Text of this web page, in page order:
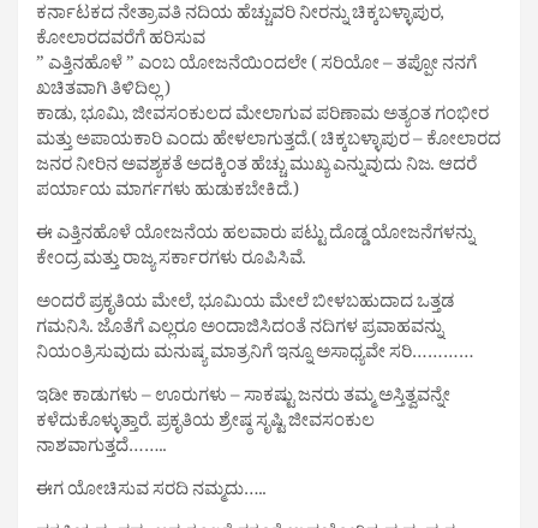
ಕರ್ನಾಟಕದ ನೇತ್ರಾವತಿ ನದಿಯ ಹೆಚ್ಚುವರಿ ನೀರನ್ನು ಚಿಕ್ಕಬಳ್ಳಾಪುರ,
ಕೋಲಾರದವರೆಗೆ ಹರಿಸುವ
” ಎತ್ತಿನಹೊಳೆ ” ಎಂಬ ಯೋಜನೆಯಿಂದಲೇ ( ಸರಿಯೋ – ತಪ್ಪೋ ನನಗೆ
ಖಚಿತವಾಗಿ ತಿಳಿದಿಲ್ಲ )
ಕಾಡು, ಭೂಮಿ, ಜೀವಸಂಕುಲದ ಮೇಲಾಗುವ ಪರಿಣಾಮ ಅತ್ಯಂತ ಗಂಭೀರ
ಮತ್ತು ಅಪಾಯಕಾರಿ ಎಂದು ಹೇಳಲಾಗುತ್ತದೆ.( ಚಿಕ್ಕಬಳ್ಳಾಪುರ – ಕೋಲಾರದ
ಜನರ ನೀರಿನ ಅವಶ್ಯಕತೆ ಅದಕ್ಕಿಂತ ಹೆಚ್ಚು ಮುಖ್ಯ ಎನ್ನುವುದು ನಿಜ. ಆದರೆ
ಪರ್ಯಾಯ ಮಾರ್ಗಗಳು ಹುಡುಕಬೇಕಿದೆ.)
ಈ ಎತ್ತಿನಹೊಳೆ ಯೋಜನೆಯ ಹಲವಾರು ಪಟ್ಟು ದೊಡ್ಡ ಯೋಜನೆಗಳನ್ನು
ಕೇಂದ್ರ ಮತ್ತು ರಾಜ್ಯ ಸರ್ಕಾರಗಳು ರೂಪಿಸಿವೆ.
ಅಂದರೆ ಪ್ರಕೃತಿಯ ಮೇಲೆ, ಭೂಮಿಯ ಮೇಲೆ ಬೀಳಬಹುದಾದ ಒತ್ತಡ
ಗಮನಿಸಿ. ಜೊತೆಗೆ ಎಲ್ಲರೂ ಅಂದಾಜಿಸಿದಂತೆ ನದಿಗಳ ಪ್ರವಾಹವನ್ನು
ನಿಯಂತ್ರಿಸುವುದು ಮನುಷ್ಯ ಮಾತ್ರನಿಗೆ ಇನ್ನೂ ಅಸಾಧ್ಯವೇ ಸರಿ…………
ಇಡೀ ಕಾಡುಗಳು – ಊರುಗಳು – ಸಾಕಷ್ಟು ಜನರು ತಮ್ಮ ಅಸ್ತಿತ್ವವನ್ನೇ
ಕಳೆದುಕೊಳ್ಳುತ್ತಾರೆ. ಪ್ರಕೃತಿಯ ಶ್ರೇಷ್ಠ ಸೃಷ್ಟಿ ಜೀವಸಂಕುಲ
ನಾಶವಾಗುತ್ತದೆ……..
ಈಗ ಯೋಚಿಸುವ ಸರದಿ ನಮ್ಮದು…..